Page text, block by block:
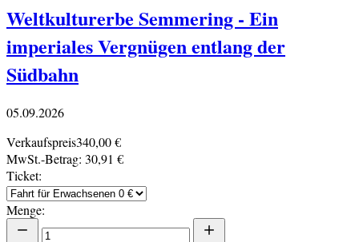
Weltkulturerbe Semmering - Ein
imperiales Vergnügen entlang der
Südbahn
05.09.2026
Verkaufspreis340,00 €
MwSt.-Betrag: 30,91 €
Ticket:
Menge: